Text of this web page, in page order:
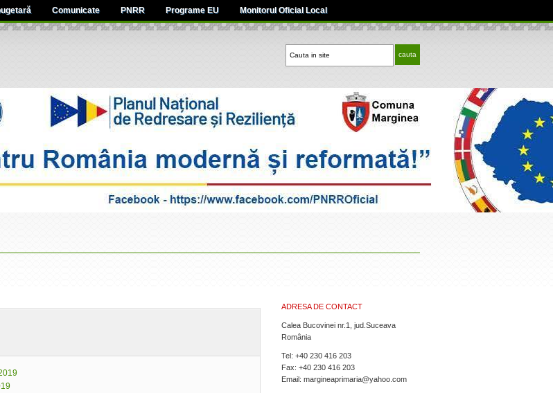
Comunicate PNRR Programe EU Monitorul Oficial Local
ADRESA DE CONTACT
Calea Bucovinei nr.1, jud.Suceava
România
Tel: +40 230 416 203
Fax: +40 230 416 203
Email: margineaprimaria@yahoo.com